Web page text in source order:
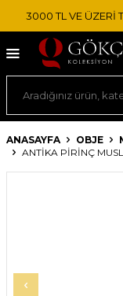
3000 TL VE ÜZERİ
ANASAYFA OBJE
ANTIKA PIRINÇ